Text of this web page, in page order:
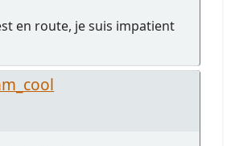
en route, je suis impatient